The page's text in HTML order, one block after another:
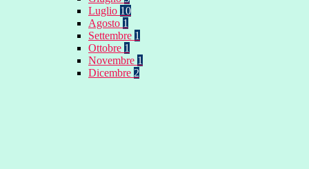
Luglio 10
Agosto 1
Settembre 1
Ottobre 1
Novembre 1
Dicembre 2